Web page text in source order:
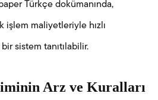
Türkçe dokümanında,
işlem maliyetleriyle hızlı
sistem tanıtılabilir.
Arz ve Kuralları